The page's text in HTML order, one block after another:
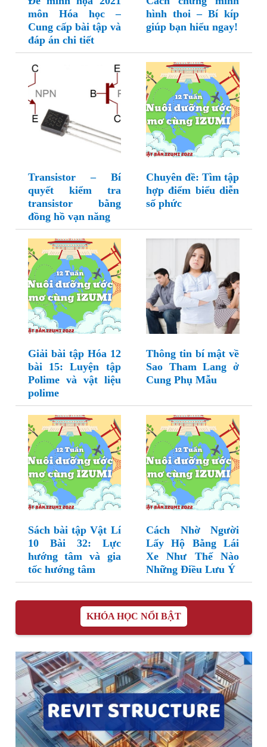
môn Hóa học –
Cung cấp bài tập và
đáp án chi tiết
hình thoi – Bí kíp
giúp bạn hiểu ngay!
Transistor – Bí
quyết kiểm tra
transistor bằng
đồng hồ vạn năng
Chuyên đề: Tìm tập
hợp điểm biểu diễn
số phức
Giải bài tập Hóa 12
bài 15: Luyện tập
Polime và vật liệu
polime
Thông tin bí mật về
Sao Tham Lang ở
Cung Phụ Mẫu
Sách bài tập Vật Lí
10 Bài 32: Lực
hướng tâm và gia
tốc hướng tâm
Cách Nhờ Người
Lấy Hộ Bằng Lái
Xe Như Thế Nào
Những Điều Lưu Ý
KHÓA HỌC NỔI BẬT